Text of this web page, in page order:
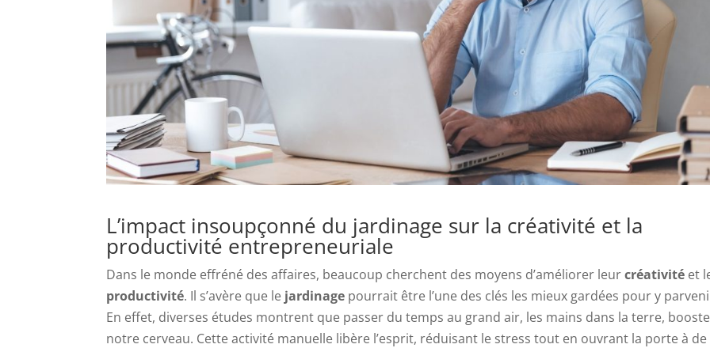
L’impact insoupçonné du jardinage sur la créativité et la
productivité entrepreneuriale
Dans le monde effréné des affaires, beaucoup cherchent des moyens d’améliorer leurcréativité et
productivité. Il s’avère que le jardinage pourrait être l’une des clés les mieux gardées pour y
En effet, diverses études montrent que passer du temps au grand air, les mains dans la terre, booste
notre cerveau. Cette activité manuelle libère l’esprit, réduisant le stress tout en ouvrant la porte à de